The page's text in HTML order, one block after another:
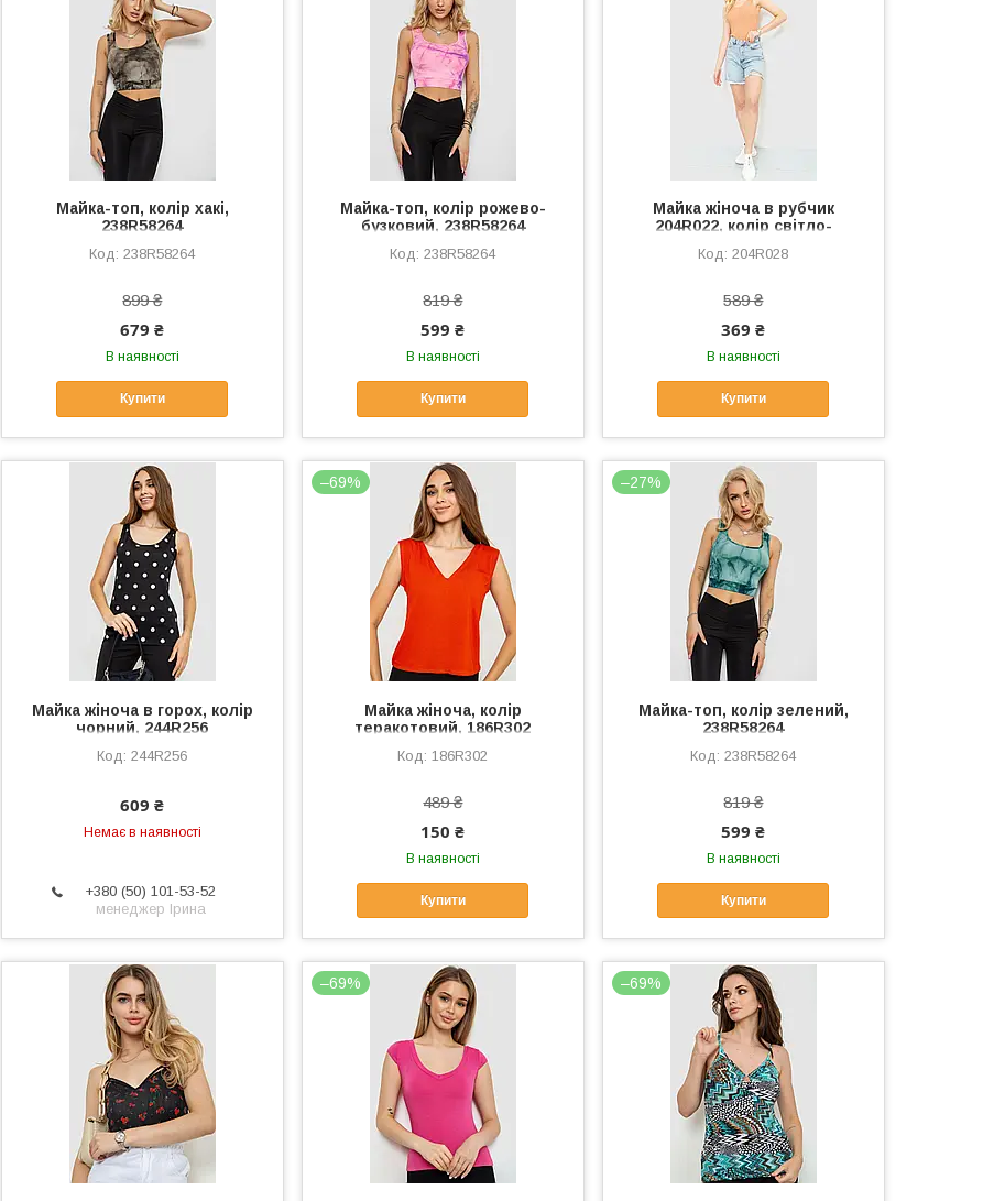
Майка-топ, колір хакі,
238R58264
238R58264
899 ₴
679 ₴
В наявності
Купити
Майка-топ, колір рожево-
бузковий, 238R58264
238R58264
819 ₴
599 ₴
В наявності
Купити
Майка жіноча в рубчик
204R022, колір світло-
204R028
589 ₴
369 ₴
В наявності
Купити
Майка жіноча в горох, колір
чорний, 244R256
244R256
609 ₴
Немає в наявності
+380 (50) 101-53-52
менеджер Ірина
–69%
Майка жіноча, колір
теракотовий, 186R302
186R302
489 ₴
150 ₴
В наявності
Купити
–27%
Майка-топ, колір зелений,
238R58264
238R58264
819 ₴
599 ₴
В наявності
Купити
–69% –69%